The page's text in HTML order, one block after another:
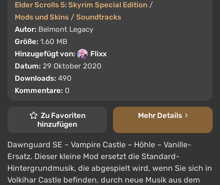
Elder Scrolls 5: Skyrim Special Edition /
Mods und Skins / Soundtracks
Autor: Belmont Legacy
Größe: 1.60 MB
Hinzugefügt von:
Flixx
Datum: 29 Oktober 2020
Downloads: 490
Kommentare: 0
Zu Favoriten
hinzufügen
Mehr Details
Dawnguard SE – Vampire Castle – Höhle – Vanille-
Ersatz. Dieser kleine Mod ersetzt die Standard-
Hintergrundmusik, die abgespielt wird, wenn Sie sich in
Volkihar Castle befinden, durch neue Musik aus dem